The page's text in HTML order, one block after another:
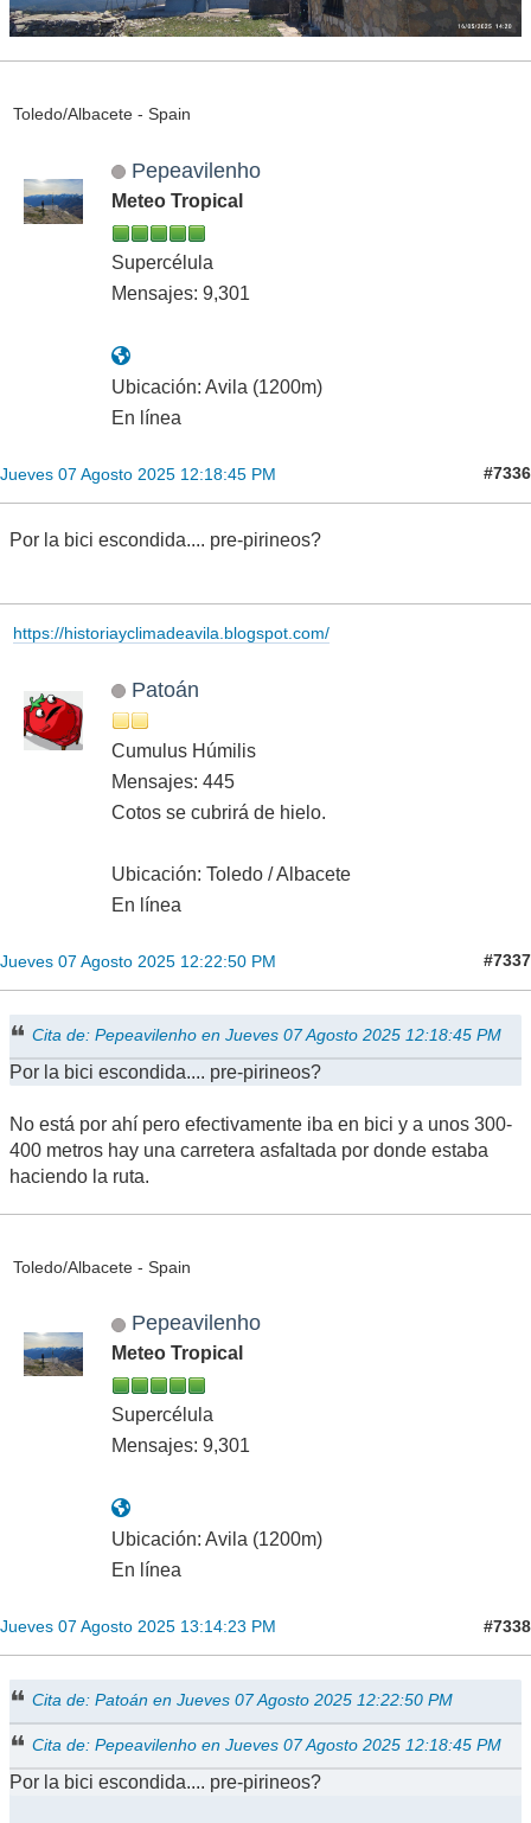
Toledo/Albacete - Spain
Pepeavilenho
Meteo Tropical
Supercélula
Mensajes: 9,301
Ubicación: Avila (1200m)
En línea
Jueves 07 Agosto 2025 12:18:45 PM #7336
Por la bici escondida.... pre-pirineos?
https://historiayclimadeavila.blogspot.com/
Patoán
Cumulus Húmilis
Mensajes: 445
Cotos se cubrirá de hielo.
Ubicación: Toledo / Albacete
En línea
Jueves 07 Agosto 2025 12:22:50 PM #7337
Cita de: Pepeavilenho en Jueves 07 Agosto 2025 12:18:45 PM
Por la bici escondida.... pre-pirineos?
No está por ahí pero efectivamente iba en bici y a unos 300-
400 metros hay una carretera asfaltada por donde estaba
haciendo la ruta.
Toledo/Albacete - Spain
Pepeavilenho
Meteo Tropical
Supercélula
Mensajes: 9,301
Ubicación: Avila (1200m)
En línea
Jueves 07 Agosto 2025 13:14:23 PM #7338
Cita de: Patoán en Jueves 07 Agosto 2025 12:22:50 PM
Cita de: Pepeavilenho en Jueves 07 Agosto 2025 12:18:45 PM
Por la bici escondida.... pre-pirineos?